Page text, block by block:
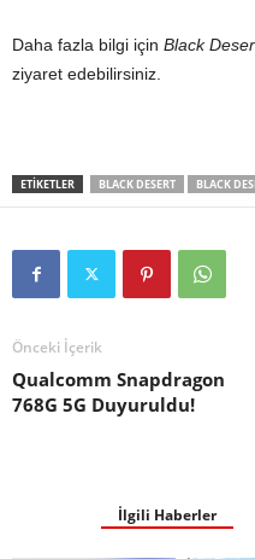
Daha fazla bilgi için Black
ziyaret edebilirsiniz.
ETIKETLER BLACK DESERT BLACK
Önceki İçerik
Qualcomm Snapdragon
768G 5G Duyuruldu!
İlgili Haberler